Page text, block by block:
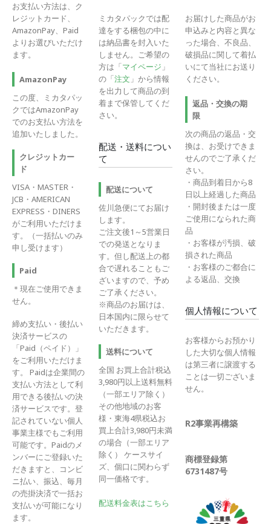
お支払い方法は、ク
レジットカード、
AmazonPay、Paid
よりお選びいただけ
ます。
AmazonPay
この度、ミカタパッ
クではAmazonPay
でのお支払い方法を
追加いたしました。
クレジットカー
ド
VISA・MASTER・
JCB・AMERICAN
EXPRESS・DINERS
がご利用いただけま
す。（一括払いのみ
申し受けます）
Paid
＊現在ご使用できま
せん。
締め支払い・後払い
決済サービスの
「Paid（ペイド）」
をご利用いただけま
す。 Paidは企業間の
支払い方法として利
用できる後払いの決
済サービスです。登
記されていない個人
事業主様でもご利用
可能です。Paidのメ
ンバーにご登録いた
だきますと、コンビ
ニ払い、振込、毎月
の売掛決済で一括お
支払いが可能になり
ます。
ミカタパックでは配
達をする梱包の中に
は納品書を封入いた
しません。ご希望の
方は「マイページ 」
の「注文 」から情報
を出力して商品の到
着まで保管してくだ
さい。
配送・送料につい
て
配送について
佐川急便にてお届け
します。
ご注文後1～5営業日
での発送となりま
す。但し配送上の都
合で遅れることもご
ざいますので、予め
ご了承ください。
※商品のお届けは、
日本国内に限らせて
いただきます。
送料について
全国 お買上合計税込
3,980円以上送料無料
（一部エリア除く）
その他地域のお客
様・東海4県税込お
買上合計3,980円未満
の場合（一部エリア
除く） ケースサイ
ズ、個口に関わらず
同一価格です。
配送料金表はこちら
お届けした商品がお
申込みと内容と異な
った場合、不良品、
破損品に関して着払
いにて当社にお送り
ください。
返品・交換の期
限
次の商品の返品・交
換は、お受けできま
せんのでご了承くだ
さい。
・商品到着日から8
日以上経過した商品
・開封後または一度
ご使用になられた商
品
・お客様が汚損、破
損された商品
・お客様のご都合に
よる返品、交換
個人情報について
お客様からお預かり
した大切な個人情報
は第三者に譲渡する
ことは一切ございま
せん。
R2事業再構築
商標登録第
6731487号